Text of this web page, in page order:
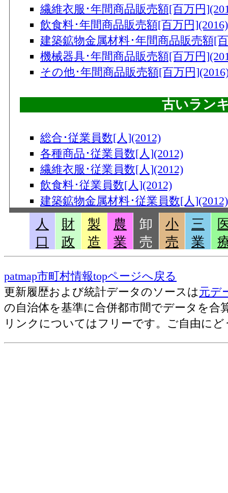
繊維衣服･年間商品販売額[百万円
飲食料･年間商品販売額[百万円](2016)
建築鉱物金属材料･年間商品販売額[
機械器具･年間商品販売額[百万円
その他･年間商品販売額[百万円
古いラン
総合･従業員数[人](2012)
各種商品･従業員数[人](2012)
繊維衣服･従業員数[人](2012)
飲食料･従業員数[人](2012)
建築鉱物金属材料･従業員数[人](2012)
機械器具･従業員数[人](2012)
その他･従業員数[人](2012)
総合･事業所数(2012)
繊維衣服･事業所数(2012)
飲食料･事業所数(2012)
建築鉱物金属材料･事業所数(2012)
機械器具･事業所数(2012)
その他･事業所数(2012)
人
口
財
政
製
造
農
業
卸
売
小
売
三
業
patmap市町村情報topページへ戻る
更新履歴および統計データのソースは元デ
の自治体を基準に合併都市間でデータを合
リンクについてはフリーです。ご自由にど